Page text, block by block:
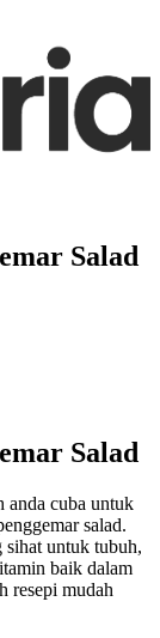
Salad
Salad
anda cuba untuk
salad.
sihat untuk tubuh,
baik dalam
resepi mudah